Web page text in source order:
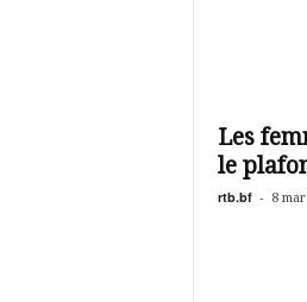
Les
le
rtb.bf - 8